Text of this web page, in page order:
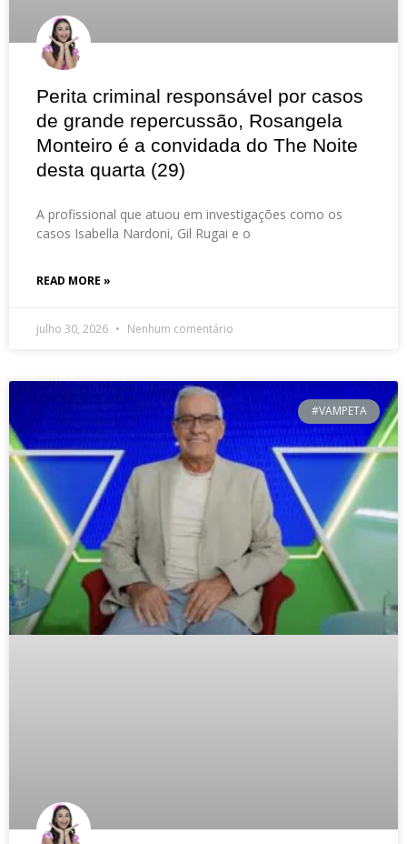
Perita criminal responsável por casos
de grande repercussão, Rosangela
Monteiro é a convidada do The Noite
desta quarta (29)
A profissional que atuou em investigações como os
casos Isabella Nardoni, Gil Rugai e o
READ MORE »
julho 30, 2026 Nenhum comentário
#VAMPETA